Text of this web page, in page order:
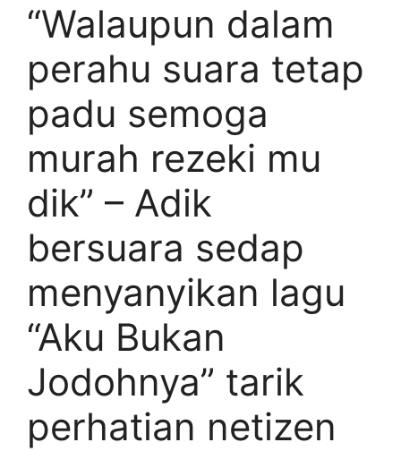
“Walaupun dalam
perahu suara tetap
padu semoga
murah rezeki mu
dik” – Adik
bersuara sedap
menyanyikan lagu
“Aku Bukan
Jodohnya” tarik
perhatian netizen